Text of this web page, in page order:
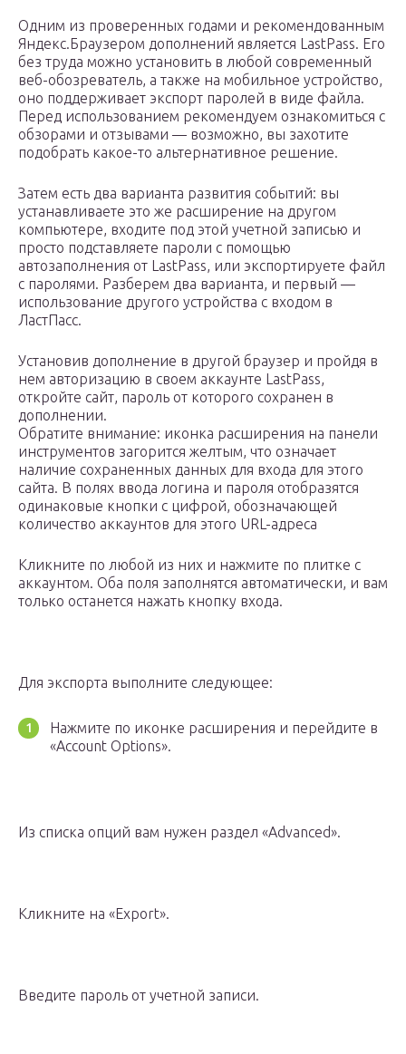
Одним из проверенных годами и рекомендованным
Яндекс.Браузером дополнений является LastPass. Его
без труда можно установить в любой современный
веб-обозреватель, а также на мобильное устройство,
оно поддерживает экспорт паролей в виде файла.
Перед использованием рекомендуем ознакомиться с
обзорами и отзывами — возможно, вы захотите
подобрать какое-то альтернативное решение.
Затем есть два варианта развития событий: вы
устанавливаете это же расширение на другом
компьютере, входите под этой учетной записью и
просто подставляете пароли с помощью
автозаполнения от LastPass, или экспортируете файл
с паролями. Разберем два варианта, и первый —
использование другого устройства с входом в
ЛастПасс.
Установив дополнение в другой браузер и пройдя в
нем авторизацию в своем аккаунте LastPass,
откройте сайт, пароль от которого сохранен в
дополнении.
Обратите внимание: иконка расширения на панели
инструментов загорится желтым, что означает
наличие сохраненных данных для входа для этого
сайта. В полях ввода логина и пароля отобразятся
одинаковые кнопки с цифрой, обозначающей
количество аккаунтов для этого URL-адреса
Кликните по любой из них и нажмите по плитке с
аккаунтом. Оба поля заполнятся автоматически, и вам
только останется нажать кнопку входа.
Для экспорта выполните следующее:
Нажмите по иконке расширения и перейдите в
«Account Options».
Из списка опций вам нужен раздел «Advanced».
Кликните на «Export».
Введите пароль от учетной записи.